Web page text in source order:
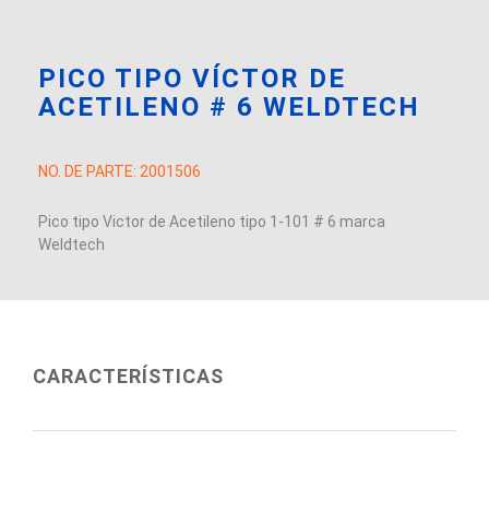
PICO TIPO VÍCTOR DE
ACETILENO # 6 WELDTECH
NO. DE PARTE: 2001506
Pico tipo Victor de Acetileno tipo 1-101 # 6 marca
Weldtech
CARACTERÍSTICAS